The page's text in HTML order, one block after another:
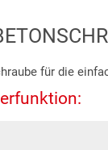
für die